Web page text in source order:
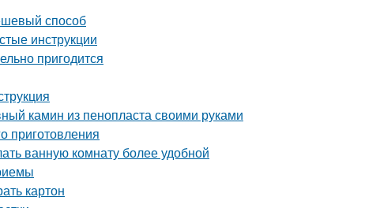
способ
инструкции
пригодится
камин из пенопласта своими руками
приготовления
ванную комнату более удобной
картон